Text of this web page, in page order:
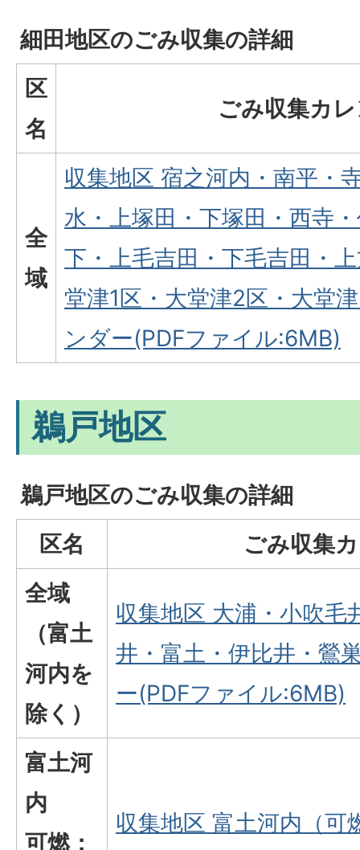
細田地区のごみ収集の詳細
区
名
ごみ収集カ
全
域
収集地区 宿之河内・南平・
水・上塚田・下塚田・西寺
下・上毛吉田・下毛吉田・
堂津1区・大堂津2区・大堂
ンダー(PDFファイル:6MB)
鵜戸地区
鵜戸地区のごみ収集の詳細
区名
ごみ収集
全域
（富土
河内を
除く）
収集地区 大浦・小吹毛
井・富土・伊比井・鶯
ー(PDFファイル:6MB)
富土河
内
可燃：
収集地区 富土河内（可